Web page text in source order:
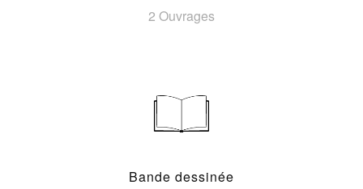
2 Ouvrages
Bande dessinée